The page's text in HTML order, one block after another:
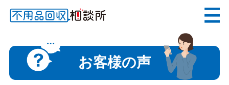
（受付 8:30-17:30）
お客様の声